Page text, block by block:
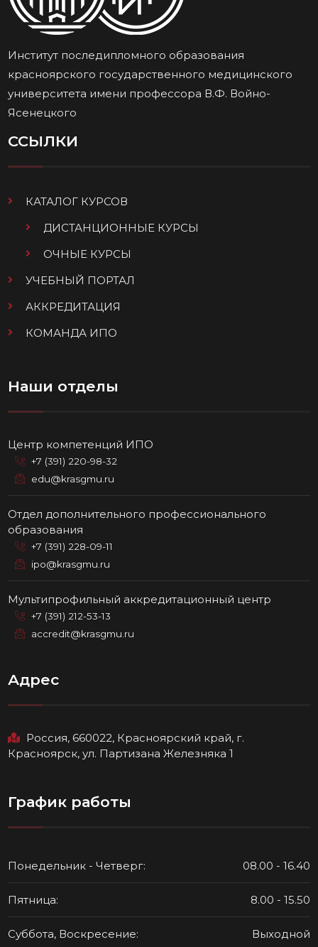
Институт последипломного образования
красноярского государственного медицинского
университета имени профессора В.Ф. Войно-
Ясенецкого
ССЫЛКИ
КАТАЛОГ КУРСОВ
ДИСТАНЦИОННЫЕ КУРСЫ
ОЧНЫЕ КУРСЫ
УЧЕБНЫЙ ПОРТАЛ
АККРЕДИТАЦИЯ
КОМАНДА ИПО
Наши отделы
Центр компетенций ИПО
+7 (391) 220-98-32
edu@krasgmu.ru
Отдел дополнительного профессионального
образования
+7 (391) 228-09-11
ipo@krasgmu.ru
Мультипрофильный аккредитационный центр
+7 (391) 212-53-13
accredit@krasgmu.ru
Адрес
Россия, 660022, Красноярский край, г.
Красноярск, ул. Партизана Железняка 1
График работы
Понедельник - Четверг: 08.00 - 16.40
Пятница: 8.00 - 15.50
Суббота, Воскресение: Выходной